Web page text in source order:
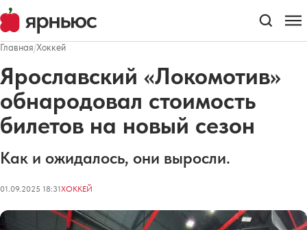
Главная/Хоккей
Ярославский «Локомотив»
обнародовал стоимость
билетов на новый сезон
Как и ожидалось, они выросли.
01.09.2025 18:31ХОККЕЙ